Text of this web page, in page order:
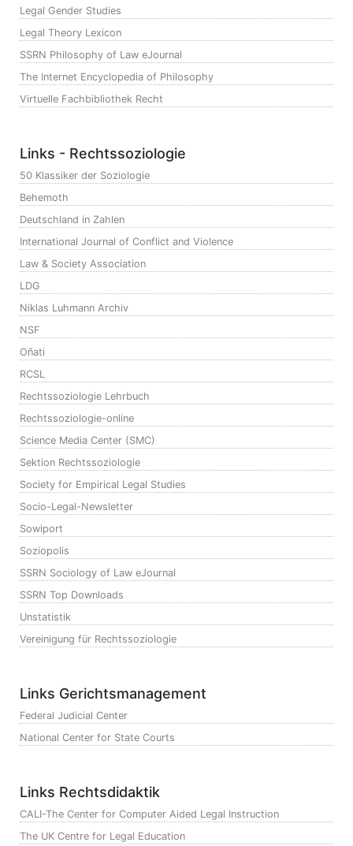
Legal Gender Studies
Legal Theory Lexicon
SSRN Philosophy of Law eJournal
The Internet Encyclopedia of Philosophy
Virtuelle Fachbibliothek Recht
Links - Rechtssoziologie
50 Klassiker der Soziologie
Behemoth
Deutschland in Zahlen
International Journal of Conflict and Violence
Law & Society Association
LDG
Niklas Luhmann Archiv
NSF
Oñati
RCSL
Rechtssoziologie Lehrbuch
Rechtssoziologie-online
Science Media Center (SMC)
Sektion Rechtssoziologie
Society for Empirical Legal Studies
Socio-Legal-Newsletter
Sowiport
Soziopolis
SSRN Sociology of Law eJournal
SSRN Top Downloads
Unstatistik
Vereinigung für Rechtssoziologie
Links Gerichtsmanagement
Federal Judicial Center
National Center for State Courts
Links Rechtsdidaktik
CALI-The Center for Computer Aided Legal Instruction
The UK Centre for Legal Education